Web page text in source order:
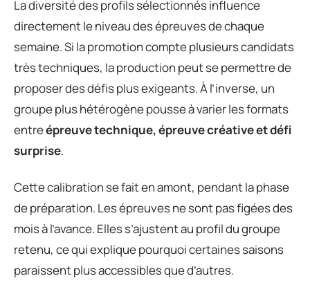
La diversité des profils sélectionnés influence
directement le niveau des épreuves de chaque
semaine. Si la promotion compte plusieurs candidats
très techniques, la production peut se permettre de
proposer des défis plus exigeants. À l’inverse, un
groupe plus hétérogène pousse à varier les formats
entreépreuve technique, épreuve créative et défi
surprise.
Cette calibration se fait en amont, pendant la phase
de préparation. Les épreuves ne sont pas figées des
mois à l’avance. Elles s’ajustent au profil du groupe
retenu, ce qui explique pourquoi certaines saisons
paraissent plus accessibles que d’autres.